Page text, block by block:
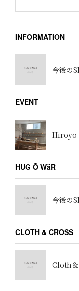
INFORMATION
今後の
EVENT
Hiroyo
HUG Ō WäR
今後の
CLOTH & CROSS
Cloth＆